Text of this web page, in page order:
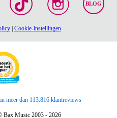
BLOG
| Cookie-instellingen
meer dan 113.816 klantreviews
Bax Music 2003 - 2026